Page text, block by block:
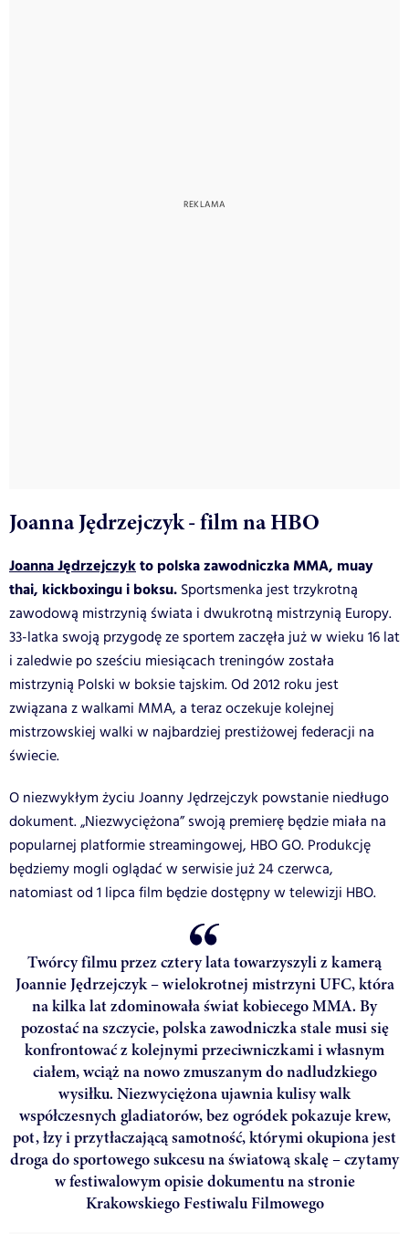
Joanna Jędrzejczyk - film na HBO
Joanna Jędrzejczykto polska zawodniczka MMA, muay
thai, kickboxingu i boksu. Sportsmenka jest trzykrotną
zawodową mistrzynią świata i dwukrotną mistrzynią Europy.
33-latka swoją przygodę ze sportem zaczęła już w wieku 16 lat
i zaledwie po sześciu miesiącach treningów została
mistrzynią Polski w boksie tajskim. Od 2012 roku jest
związana z walkami MMA, a teraz oczekuje kolejnej
mistrzowskiej walki w najbardziej prestiżowej federacji na
świecie.
O niezwykłym życiu Joanny Jędrzejczyk powstanie niedługo
dokument. „Niezwyciężona” swoją premierę będzie miała na
popularnej platformie streamingowej, HBO GO. Produkcję
będziemy mogli oglądać w serwisie już 24 czerwca,
natomiast od 1 lipca film będzie dostępny w telewizji HBO.
Twórcy filmu przez cztery lata towarzyszyli z kamerą
Joannie Jędrzejczyk – wielokrotnej mistrzyni UFC, która
na kilka lat zdominowała świat kobiecego MMA. By
pozostać na szczycie, polska zawodniczka stale musi się
konfrontować z kolejnymi przeciwniczkami i własnym
ciałem, wciąż na nowo zmuszanym do nadludzkiego
wysiłku. Niezwyciężona ujawnia kulisy walk
współczesnych gladiatorów, bez ogródek pokazuje krew,
pot, łzy i przytłaczającą samotność, którymi okupiona jest
droga do sportowego sukcesu na światową skalę – czytamy
w festiwalowym opisie dokumentu na stronie
Krakowskiego Festiwalu Filmowego